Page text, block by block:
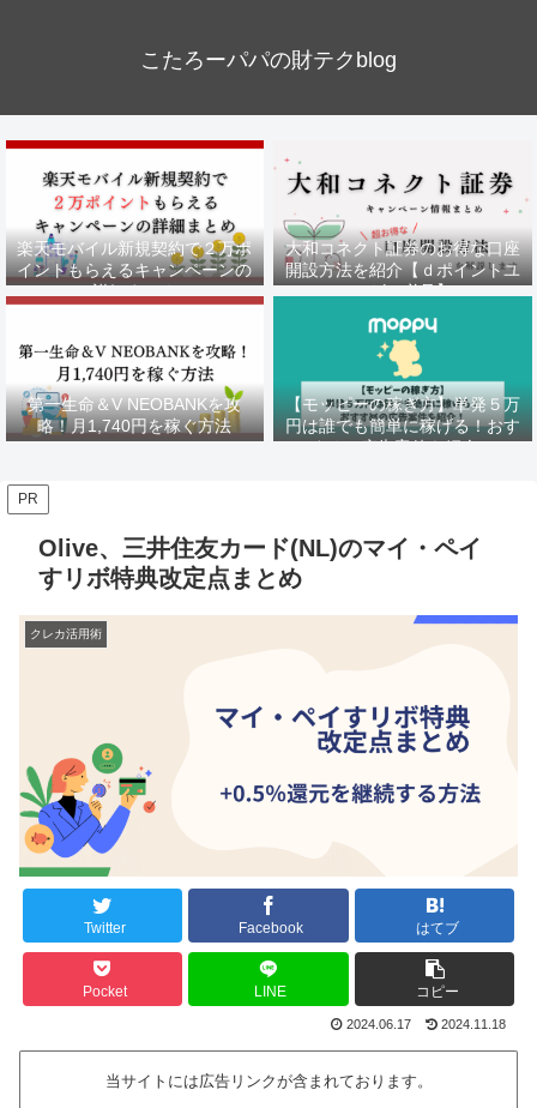
こたろーパパの財テクblog
楽天モバイル新規契約で２万ポ
イントもらえるキャンペーンの
詳細まとめ
大和コネクト証券のお得な口座
開設方法を紹介【ｄポイントユ
ーザー必見】
第一生命＆V NEOBANKを攻
略！月1,740円を稼ぐ方法
【モッピーの稼ぎ方】単発５万
円は誰でも簡単に稼げる！おす
すめの広告案件を紹介！
PR
Olive、三井住友カード(NL)のマイ・ペイ
すリボ特典改定点まとめ
クレカ活用術
Twitter Facebook はてブ
Pocket LINE コピー
2024.06.17 2024.11.18
当サイトには広告リンクが含まれております。